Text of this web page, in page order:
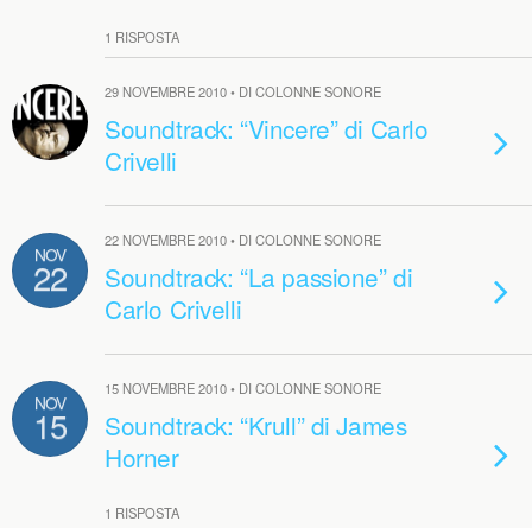
1 RISPOSTA
29 NOVEMBRE 2010 • DI COLONNE SONORE
Soundtrack: “Vincere” di Carlo
Crivelli
NOV
22
22 NOVEMBRE 2010 • DI COLONNE SONORE
Soundtrack: “La passione” di
Carlo Crivelli
NOV
15
15 NOVEMBRE 2010 • DI COLONNE SONORE
Soundtrack: “Krull” di James
Horner
1 RISPOSTA